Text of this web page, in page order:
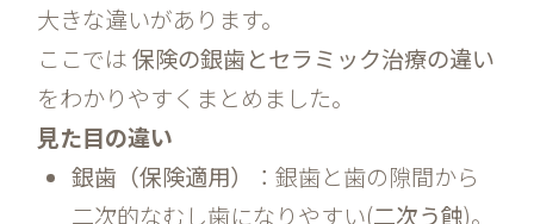
大きな違いがあります。
ここでは保険の銀歯とセラミック治療の違い
をわかりやすくまとめました。
見た目の違い
銀歯（保険適用）
：銀歯と歯の隙間から
二次的なむし歯になりやすい(二次う蝕)。